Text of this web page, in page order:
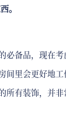
。
必备品，现在
间里会更好地
所有装饰，并非